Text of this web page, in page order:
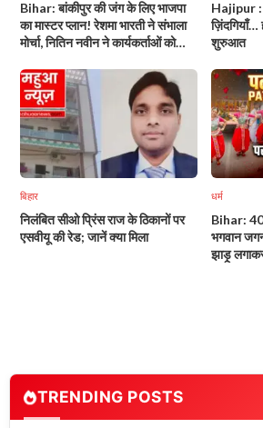
Bihar: बांकीपुर की जंग के लिए भाजपा
का मास्टर प्लान! रेशमा भारती ने संभाला
मोर्चा, नितिन नवीन ने कार्यकर्ताओं को
Hajipur :
ज़िंदगियाँ…
शुरुआत
बिहार
निलंबित सीओ प्रिंस राज के ठिकानों पर
एसवीयू की रेड; जानें क्या मिला
धर्म
Bihar:
भगवान
झाड़ू
TRENDING POSTS